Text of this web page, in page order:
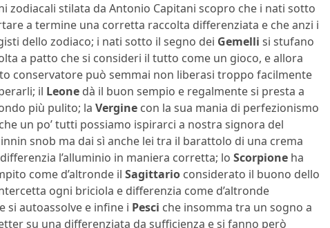
zodiacali stilata da Antonio Capitani scopro che i nati sotto
a termine una corretta raccolta differenziata e che anzi i
dello zodiaco; i nati sotto il segno dei Gemelli si stufano
a patto che si consideri il tutto come un gioco, e allora
conservatore può semmai non liberasi troppo facilmente
il Leone dà il buon sempio e regalmente si presta a
più pulito; la Vergine con la sua mania di perfezionismo
un po’ tutti possiamo ispirarci a nostra signora del
snob ma dai sì anche lei tra il barattolo di una crema
l’alluminio in maniera corretta; lo Scorpione ha
come d’altronde il Sagittario considerato il buono dello
ogni briciola e differenzia come d’altronde
si autoassolve e infine i Pesci che insomma tra un sogno a
su una differenziata da sufficienza e si fanno però